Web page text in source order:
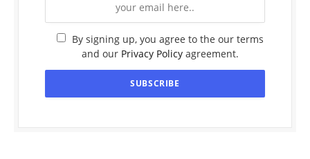
By signing up, you agree to the our terms
and our Privacy Policyagreement.